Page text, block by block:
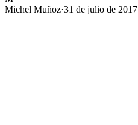
Michel Muñoz·31 de julio de 2017